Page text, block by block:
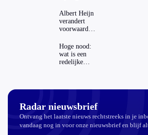
dat invloed
op je
hypotheek?
Albert Heijn
verandert
voorwaarden
mag dat
zomaar?
Hoge nood:
wat is een
redelijke
Radar nieuwsbrief
Ontvang het laatste nieuws rechtstreeks in je
vandaag nog in voor onze nieuwsbrief en blijf